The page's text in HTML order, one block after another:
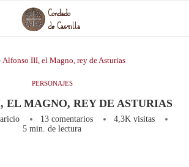
Alfonso III, el Magno, rey de Asturias
PERSONAJES
EL MAGNO, REY DE ASTURIAS
13 comentarios 4,3K visitas
5 min. de lectura